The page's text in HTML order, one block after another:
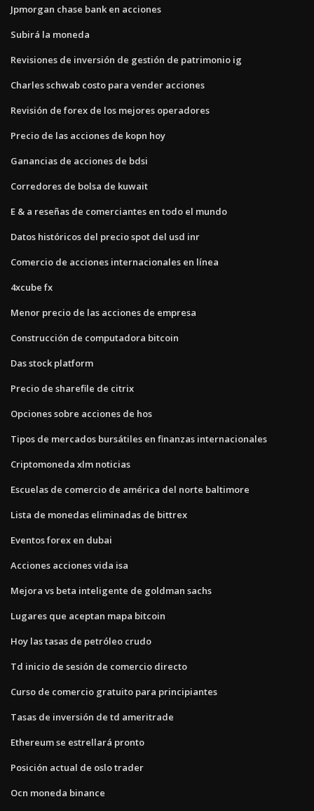
Jpmorgan chase bank en acciones
Subirá la moneda
Revisiones de inversión de gestión de patrimonio ig
Charles schwab costo para vender acciones
Revisión de forex de los mejores operadores
Precio de las acciones de kopn hoy
Ganancias de acciones de bdsi
Corredores de bolsa de kuwait
E & a reseñas de comerciantes en todo el mundo
Datos históricos del precio spot del usd inr
Comercio de acciones internacionales en línea
4xcube fx
Menor precio de las acciones de empresa
Construcción de computadora bitcoin
Das stock platform
Precio de sharefile de citrix
Opciones sobre acciones de hos
Tipos de mercados bursátiles en finanzas internacionales
Criptomoneda xlm noticias
Escuelas de comercio de américa del norte baltimore
Lista de monedas eliminadas de bittrex
Eventos forex en dubai
Acciones acciones vida isa
Mejora vs beta inteligente de goldman sachs
Lugares que aceptan mapa bitcoin
Hoy las tasas de petróleo crudo
Td inicio de sesión de comercio directo
Curso de comercio gratuito para principiantes
Tasas de inversión de td ameritrade
Ethereum se estrellará pronto
Posición actual de oslo trader
Ocn moneda binance